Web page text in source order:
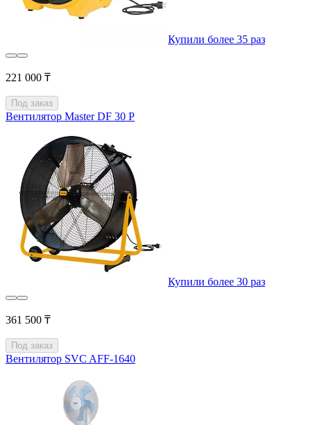
Купили более 35 раз
221 000 ₸
Под заказ
Вентилятор Master DF 30 P
Купили более 30 раз
361 500 ₸
Под заказ
Вентилятор SVC AFF-1640